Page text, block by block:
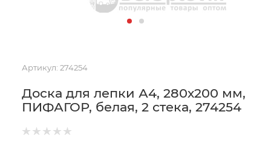
Артикул: 274254
Доска для лепки А4, 280х200 мм,
ПИФАГОР, белая, 2 стека, 274254